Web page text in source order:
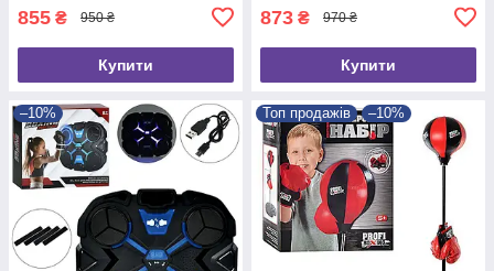
855 ₴ 950 ₴
Купити
873 ₴ 970 ₴
Купити
–10% Топ продажів –10%